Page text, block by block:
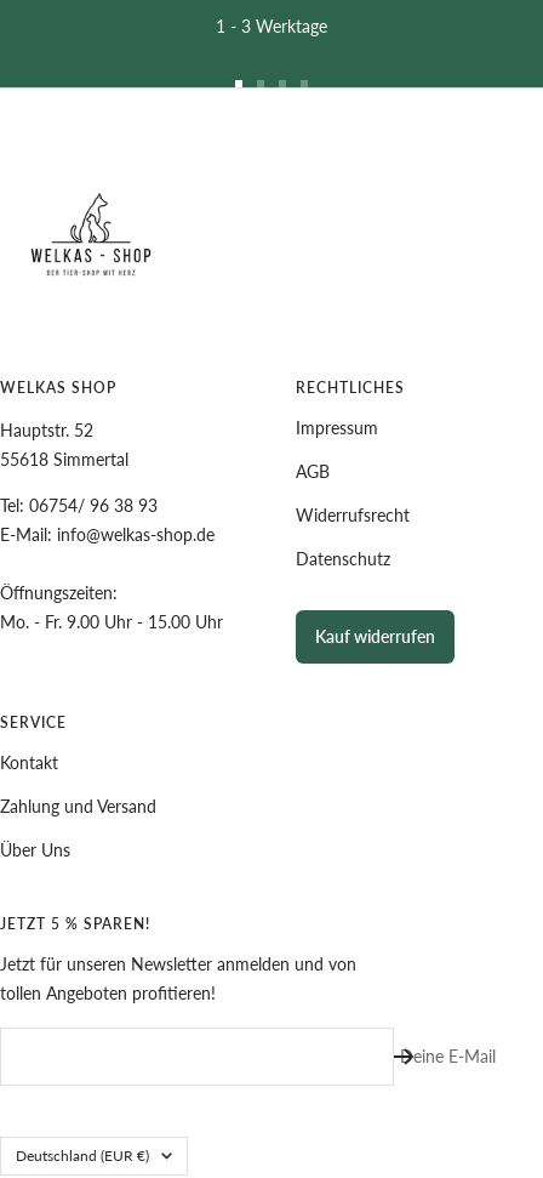
1 - 3 Werktage
WELKAS SHOP
Hauptstr. 52
55618 Simmertal
Tel: 06754/ 96 38 93
E-Mail: info@welkas-shop.de
Öffnungszeiten:
Mo. - Fr. 9.00 Uhr - 15.00 Uhr
RECHTLICHES
Impressum
AGB
Widerrufsrecht
Datenschutz
Kauf widerrufen
SERVICE
Kontakt
Zahlung und Versand
Über Uns
JETZT 5 % SPAREN!
Jetzt für unseren Newsletter anmelden und von
tollen Angeboten profitieren!
Deine E-Mail
Land/Region
Deutschland (EUR €)